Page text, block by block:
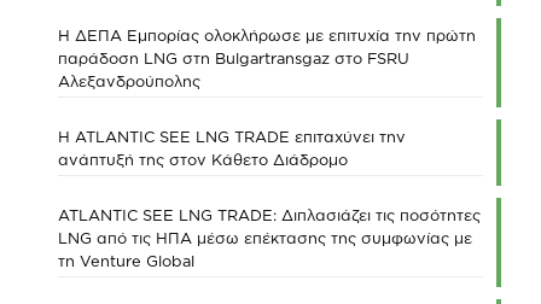
Η ΔΕΠΑ Εμπορίας ολοκλήρωσε με επιτυχία την πρώτη
παράδοση LNG στη Bulgartransgaz στο FSRU
Αλεξανδρούπολης
Η ATLANTIC SEE LNG TRADE επιταχύνει την
ανάπτυξή της στον Κάθετο Διάδρομο
ATLANTIC SEE LNG TRADE: Διπλασιάζει τις ποσότητες
LNG από τις ΗΠΑ μέσω επέκτασης της συμφωνίας με
τη Venture Global